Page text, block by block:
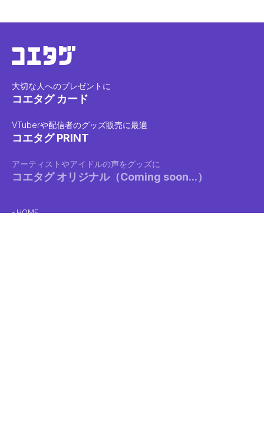
大切な人へのプレゼントに
コエタグ カード
VTuberや配信者のグッズ販売に最適
コエタグ PRINT
アーティストやアイドルの声をグッズに
コエタグ オリジナル（Coming soon...）
HOME